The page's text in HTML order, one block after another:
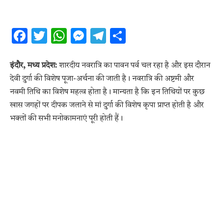
Facebook
Twitter
WhatsApp
Messenger
Telegram
इंदौर, मध्य प्रदेश: शारदीय नवरात्रि का पावन पर्व चल रहा है और इस दौरान
देवी दुर्गा की विशेष पूजा-अर्चना की जाती है। नवरात्रि की अष्टमी और
नवमी तिथि का विशेष महत्व होता है। मान्यता है कि इन तिथियों पर कुछ
खास जगहों पर दीपक जलाने से मां दुर्गा की विशेष कृपा प्राप्त होती है और
भक्तों की सभी मनोकामनाएं पूरी होती हैं।